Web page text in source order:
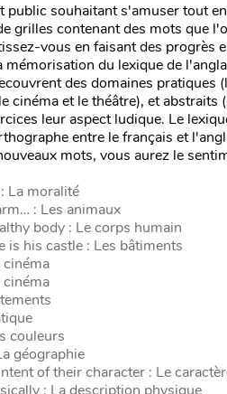
public souhaitant s'amuser tout
grilles contenant des mots que
vous en faisant des
du lexique de
des domaines
cinéma et le théâtre), et
leur aspect ludique. Le
entre le français et
mots, vous aurez le
La moralité
: Les animaux
body : Le corps humain
is his castle : Les bâtiments
couleurs
géographie
of their character : Le